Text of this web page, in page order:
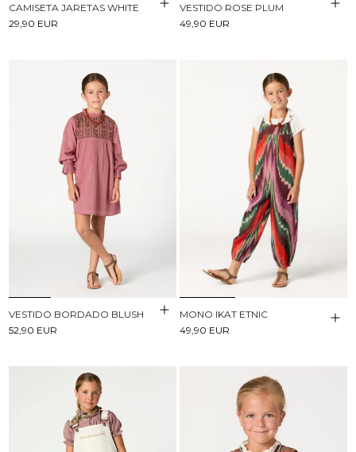
CAMISETA JARETAS WHITE
29,90 EUR
VESTIDO ROSE PLUM
49,90 EUR
VESTIDO BORDADO BLUSH
52,90 EUR
MONO IKAT ETNIC
49,90 EUR